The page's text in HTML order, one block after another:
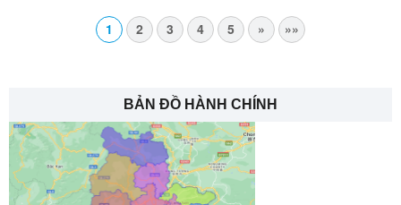
1 2 3 4 5 » »»
BẢN ĐỒ HÀNH CHÍNH